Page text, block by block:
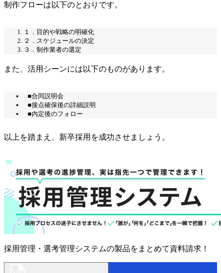
制作フローは以下のとおりです。
１．目的や戦略の明確化
２．スケジュールの決定
３．制作業者の選定
また、活用シーンには以下のものがあります。
■合同説明会
■接点確保後の詳細説明
■内定後のフォロー
以上を踏まえ、新卒採用を成功させましょう。
採用管理・選考管理システムの製品をまとめて資料請求！